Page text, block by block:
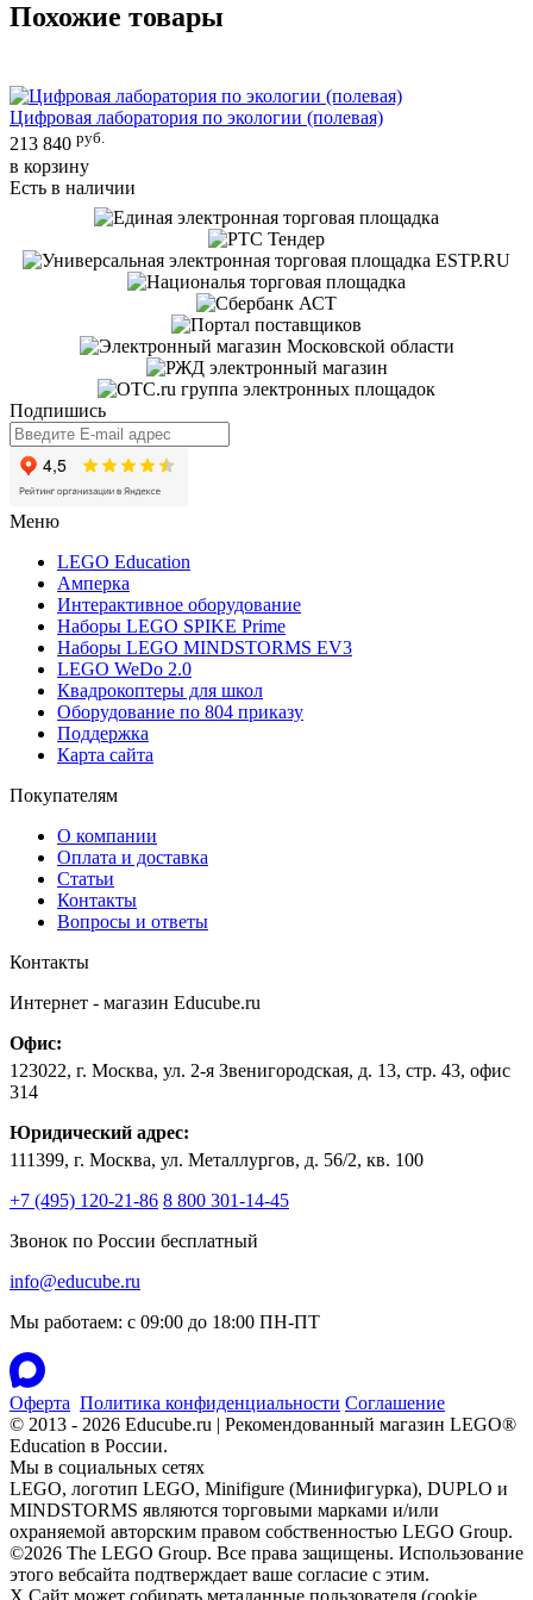
Похожие товары
Цифровая лаборатория по экологии (полевая)
213 840 руб.
в корзину
Есть в наличии
Подпишись
Меню
LEGO Education
Амперка
Интерактивное оборудование
Наборы LEGO SPIKE Prime
Наборы LEGO MINDSTORMS EV3
LEGO WeDo 2.0
Квадрокоптеры для школ
Оборудование по 804 приказу
Поддержка
Карта сайта
Покупателям
О компании
Оплата и доставка
Статьи
Контакты
Вопросы и ответы
Контакты
Интернет - магазин Educube.ru
Офис:
123022, г. Москва, ул. 2-я Звенигородская, д. 13, стр. 43, офис
314
Юридический адрес:
111399, г. Москва, ул. Металлургов, д. 56/2, кв. 100
+7 (495) 120-21-86 8 800 301-14-45
Звонок по России бесплатный
info@educube.ru
Мы работаем: c 09:00 до 18:00 ПН-ПТ
Оферта Политика конфиденциальности Соглашение
© 2013 - 2026 Educube.ru | Рекомендованный магазин LEGO®
Education в России.
Мы в социальных сетях
LEGO, логотип LEGO, Minifigure (Минифигурка), DUPLO и
MINDSTORMS являются торговыми марками и/или
охраняемой авторским правом собственностью LEGO Group.
©2026 The LEGO Group. Все права защищены. Использование
этого вебсайта подтверждает ваше согласие с этим.
X Сайт может собирать метаданные пользователя (cookie,